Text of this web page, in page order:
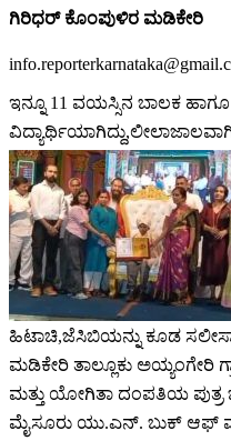
ಗಿರಿಧರ್ ಕೊಂಪುಳಿರ ಮಡಿಕೇರಿ
ಇನ್ನೂ 11 ವಯಸ್ಸಿನ ಬಾಲಕ
ಹಿಟಾಚಿ,ಜೆಸಿಬಿಯನ್ನು ಕೂಡ
ಮಡಿಕೇರಿ ತಾಲ್ಲೂಕು ಅಯ್ಯಂಗೇರಿ
ಮತ್ತು ಯೋಗಿತಾ ದಂಪತಿಯ
ಮೈಸೂರು ಯು.ಎನ್. ಬುಕ್ ಆಫ್